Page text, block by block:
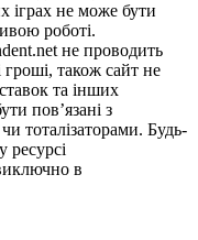
іграх не може бути
роботі.
не проводить
гроші, також сайт не
та інших
пов’язані з
тоталізаторами. Будь-
ресурсі
в